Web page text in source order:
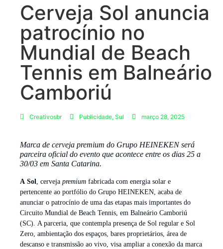
Cerveja Sol anuncia
patrocínio no
Mundial de Beach
Tennis em Balneário
Camboriú
Creativosbr Publicidade, Sul março 28, 2025
Marca de cerveja premium do Grupo HEINEKEN será
parceira oficial do evento que acontece entre os dias 25 a
30/03 em Santa Catarina.
A Sol, cerveja premium fabricada com energia solar e
pertencente ao portfólio do Grupo HEINEKEN, acaba de
anunciar o patrocínio de uma das etapas mais importantes do
Circuito Mundial de Beach Tennis, em Balneário Camboriú
(SC). A parceria, que contempla presença de Sol regular e Sol
Zero, ambientação dos espaços, bares proprietários, área de
descanso e transmissão ao vivo, visa ampliar a conexão da marca